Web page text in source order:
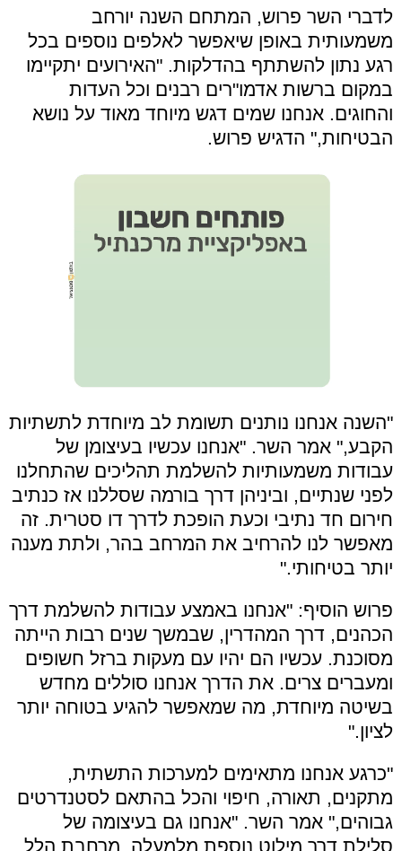
לדברי השר פרוש, המתחם השנה יורחב
משמעותית באופן שיאפשר לאלפים נוספים בכל
רגע נתון להשתתף בהדלקות. "האירועים יתקיימו
במקום ברשות אדמו"רים רבנים וכל העדות
והחוגים. אנחנו שמים דגש מיוחד מאוד על נושא
הבטיחות," הדגיש פרוש.
"השנה אנחנו נותנים תשומת לב מיוחדת לתשתיות
הקבע," אמר השר. "אנחנו עכשיו בעיצומן של
עבודות משמעותיות להשלמת תהליכים שהתחלנו
לפני שנתיים, וביניהן דרך בורמה שסללנו אז כנתיב
חירום חד נתיבי וכעת הופכת לדרך דו סטרית. זה
מאפשר לנו להרחיב את המרחב בהר, ולתת מענה
יותר בטיחותי."
פרוש הוסיף: "אנחנו באמצע עבודות להשלמת דרך
הכהנים, דרך המהדרין, שבמשך שנים רבות הייתה
מסוכנת. עכשיו הם יהיו עם מעקות ברזל חשופים
ומעברים צרים. את הדרך אנחנו סוללים מחדש
בשיטה מיוחדת, מה שמאפשר להגיע בטוחה יותר
לציון."
"כרגע אנחנו מתאימים למערכות התשתית,
מתקנים, תאורה, חיפוי והכל בהתאם לסטנדרטים
גבוהים," אמר השר. "אנחנו גם בעיצומה של
סלילת דרך מילוט נוספת מלמעלה, מרחבת הלל